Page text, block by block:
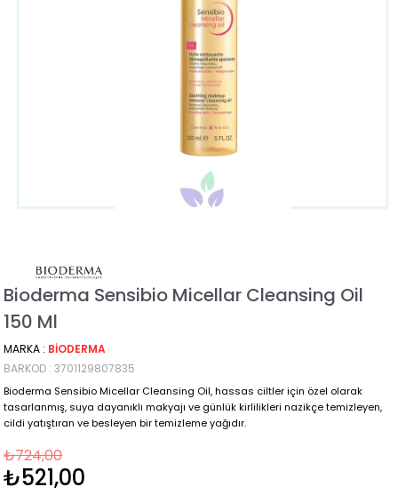
Bioderma Sensibio Micellar Cleansing Oil
150 Ml
MARKA : BIODERMA
BARKOD : 3701129807835
Bioderma Sensibio Micellar Cleansing Oil, hassas ciltler için özel olarak
tasarlanmış, suya dayanıklı makyajı ve günlük kirlilikleri nazikçe temizleyen,
cildi yatıştıran ve besleyen bir temizleme yağıdır.
₺724,00
₺521,00